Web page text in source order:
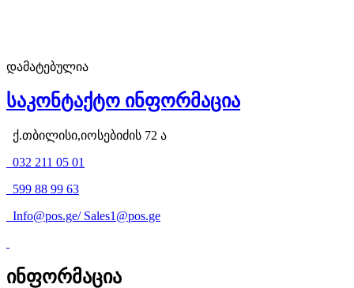
დამატებულია
საკონტაქტო ინფორმაცია
ქ.თბილისი,იოსებიძის 72 ა
032 211 05 01
599 88 99 63
Info@pos.ge/ Sales1@pos.ge
ინფორმაცია